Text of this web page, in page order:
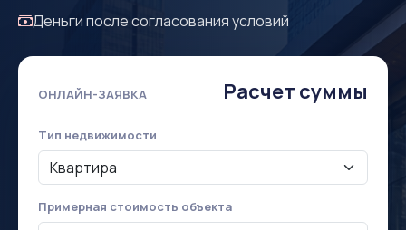
Деньги после согласования условий
ОНЛАЙН-ЗАЯВКА Расчет суммы
Тип недвижимости
Примерная стоимость объекта